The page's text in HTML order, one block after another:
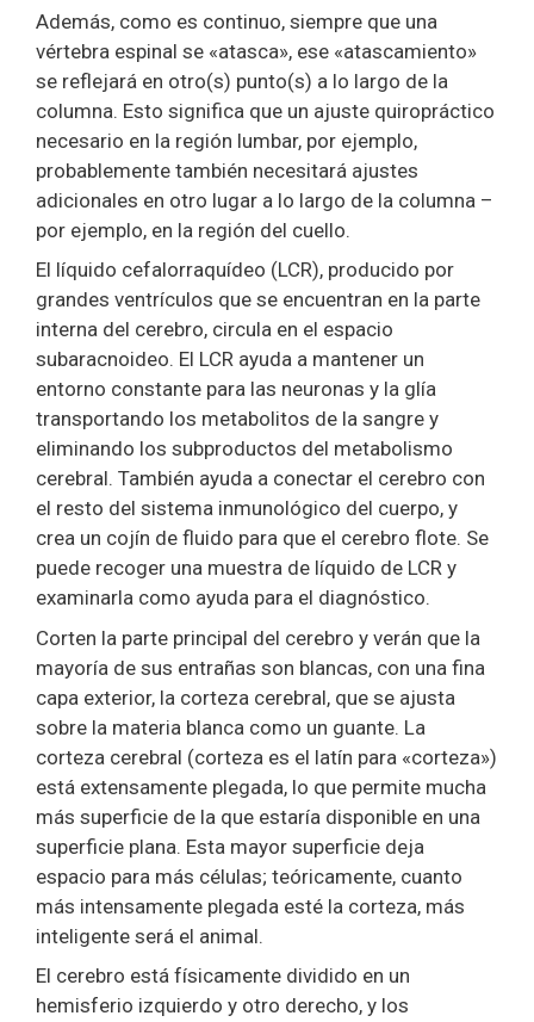
Además, como es continuo, siempre que una
vértebra espinal se «atasca», ese «atascamiento»
se reflejará en otro(s) punto(s) a lo largo de la
columna. Esto significa que un ajuste quiropráctico
necesario en la región lumbar, por ejemplo,
probablemente también necesitará ajustes
adicionales en otro lugar a lo largo de la columna –
por ejemplo, en la región del cuello.
El líquido cefalorraquídeo (LCR), producido por
grandes ventrículos que se encuentran en la parte
interna del cerebro, circula en el espacio
subaracnoideo. El LCR ayuda a mantener un
entorno constante para las neuronas y la glía
transportando los metabolitos de la sangre y
eliminando los subproductos del metabolismo
cerebral. También ayuda a conectar el cerebro con
el resto del sistema inmunológico del cuerpo, y
crea un cojín de fluido para que el cerebro flote. Se
puede recoger una muestra de líquido de LCR y
examinarla como ayuda para el diagnóstico.
Corten la parte principal del cerebro y verán que la
mayoría de sus entrañas son blancas, con una fina
capa exterior, la corteza cerebral, que se ajusta
sobre la materia blanca como un guante. La
corteza cerebral (corteza es el latín para «corteza»)
está extensamente plegada, lo que permite mucha
más superficie de la que estaría disponible en una
superficie plana. Esta mayor superficie deja
espacio para más células; teóricamente, cuanto
más intensamente plegada esté la corteza, más
inteligente será el animal.
El cerebro está físicamente dividido en un
hemisferio izquierdo y otro derecho, y los